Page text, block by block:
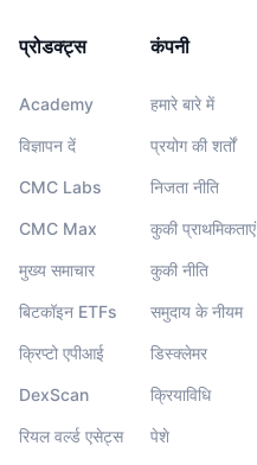
प्रोडक्ट्स
Academy
विज्ञापन दें
CMC Labs
CMC Max
मुख्य समाचार
बिटकॉइन ETFs
क्रिप्टो एपीआई
DexScan
रियल वर्ल्ड एसेट्स
कंपनी
हमारे बारे में
प्रयोग की शर्तों
निजता नीति
कुकी प्राथमिकताएं
कुकी नीति
समुदाय के नीयम
डिस्क्लेमर
क्रियाविधि
पेशे